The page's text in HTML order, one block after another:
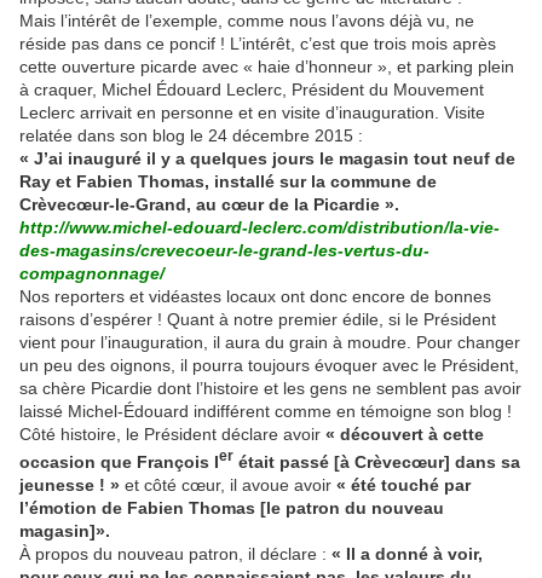
Mais l’intérêt de l’exemple, comme nous l’avons déjà vu, ne
réside pas dans ce poncif ! L’intérêt, c’est que trois mois après
cette ouverture picarde avec « haie d’honneur », et parking plein
à craquer, Michel Édouard Leclerc, Président du Mouvement
Leclerc arrivait en personne et en visite d’inauguration. Visite
relatée dans son blog le 24 décembre 2015 :
« J’ai inauguré il y a quelques jours le magasin tout neuf de
Ray et Fabien Thomas, installé sur la commune de
Crèvecœur-le-Grand, au cœur de la Picardie ».
http://www.michel-edouard-leclerc.com/distribution/la-vie-
des-magasins/crevecoeur-le-grand-les-vertus-du-
compagnonnage/
Nos reporters et vidéastes locaux ont donc encore de bonnes
raisons d’espérer ! Quant à notre premier édile, si le Président
vient pour l’inauguration, il aura du grain à moudre. Pour changer
un peu des oignons, il pourra toujours évoquer avec le Président,
sa chère Picardie dont l’histoire et les gens ne semblent pas avoir
laissé Michel-Édouard indifférent comme en témoigne son blog !
Côté histoire, le Président déclare avoir « découvert à cette
occasion que François Ier était passé [à Crèvecœur] dans sa
jeunesse ! » et côté cœur, il avoue avoir « été touché par
l’émotion de Fabien Thomas [le patron du nouveau
magasin]».
À propos du nouveau patron, il déclare : « Il a donné à voir,